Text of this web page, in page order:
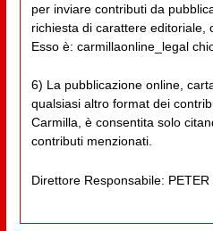
per inviare contributi da
richiesta di carattere editoriale,
Esso è: carmillaonline_legal
6) La pubblicazione online,
qualsiasi altro format dei
Carmilla, è consentita solo
contributi menzionati.
Direttore Responsabile: PETER